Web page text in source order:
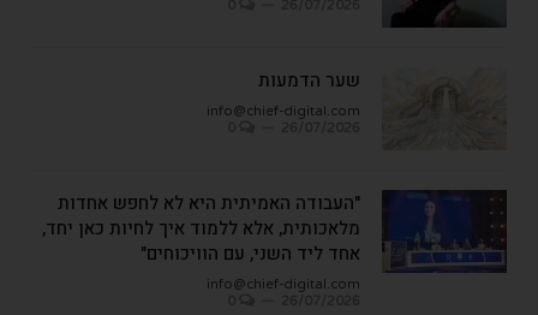
שער הדמעות
info@chief-digital.com
"העבודה האמיתית היא לא לחפש אחדות
מלאכותית, אלא ללמוד איך לחיות כאן יחד,
אחד ליד השני, עם הוויכוחים"
info@chief-digital.com